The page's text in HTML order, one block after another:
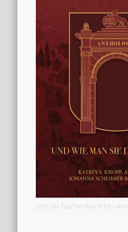
Jetzt als Taschenbuch bei